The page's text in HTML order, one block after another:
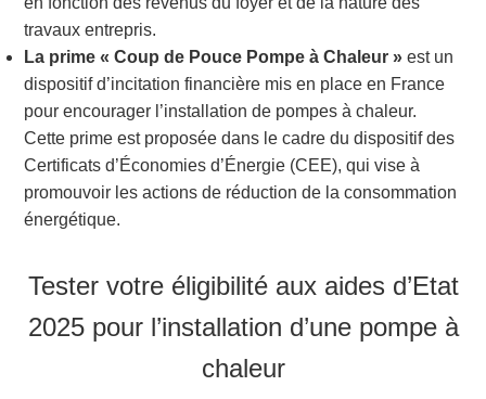
travaux entrepris.
La prime « Coup de Pouce Pompe à Chaleur » est un
dispositif d’incitation financière mis en place en France
pour encourager l’installation de pompes à chaleur.
Cette prime est proposée dans le cadre du dispositif des
Certificats d’Économies d’Énergie (CEE), qui vise à
promouvoir les actions de réduction de la consommation
énergétique.
Tester votre éligibilité aux aides d’Etat
2025 pour l’installation d’une pompe à
chaleur